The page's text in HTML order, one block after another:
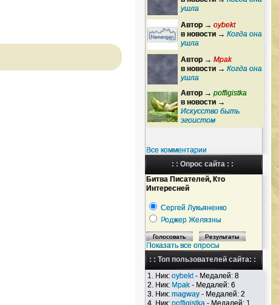
ушла
Автор → oybekt
в новости → Когда она
ушла
Автор → Mpak
в новости → Когда она
ушла
Автор → poffigistka
в новости →
Искусство быть
эгоистом
Все комментарии
: : Опрос сайта : :
Битва Писателей, Кто
Интересней
Сергей Лукьяненко
Роджер Желязны
Показать все опросы
: : Топ пользователей сайта: :
1. Ник: oybekt- Медалей: 8
2. Ник: Mpak- Медалей: 6
3. Ник: magway- Медалей: 2
4. Ник: poffigistka - Медалей: 1